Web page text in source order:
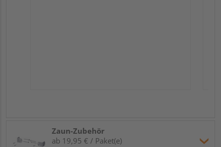
Zaun-Zubehör
ab 19,95 € / Paket(e)